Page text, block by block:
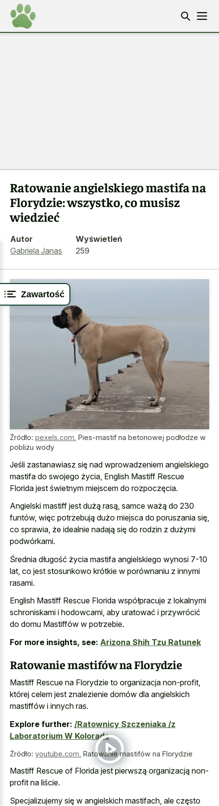
Zawartość
Ratowanie angielskiego mastifa na
Florydzie: wszystko, co musisz
wiedzieć
Autor
Gabriela Janas
Wyświetleń
259
Źródło: pexels.com Pies-mastif na betonowej podłodze w
pobliżu wody
Jeśli zastanawiasz się nad wprowadzeniem angielskiego
mastifa do swojego życia, English Mastiff Rescue
Florida jest świetnym miejscem do rozpoczęcia.
Angielski mastiff jest dużą rasą, samce ważą do 230
funtów, więc potrzebują dużo miejsca do poruszania się,
co sprawia, że idealnie nadają się do rodzin z dużymi
podwórkami.
Średnia długość życia mastifa angielskiego wynosi 7-10
lat, co jest stosunkowo krótkie w porównaniu z innymi
rasami.
English Mastiff Rescue Florida współpracuje z lokalnymi
schroniskami i hodowcami, aby uratować i przywrócić
do domu Mastiffów w potrzebie.
For more insights, see: Arizona Shih Tzu Ratunek
Ratowanie mastifów na Florydzie
Mastiff Rescue na Florydzie to organizacja non-profit,
której celem jest znalezienie domów dla angielskich
mastiffów i innych ras.
Explore further: /Ratownicy Szczeniaka /z
Laboratorium W Kolorado
Źródło: youtube.com Ratowanie mastifów na Florydzie
Mastiff Rescue of Florida jest pierwszą organizacją non-
profit na liście.
Specjalizujemy się w angielskich mastifach, ale często